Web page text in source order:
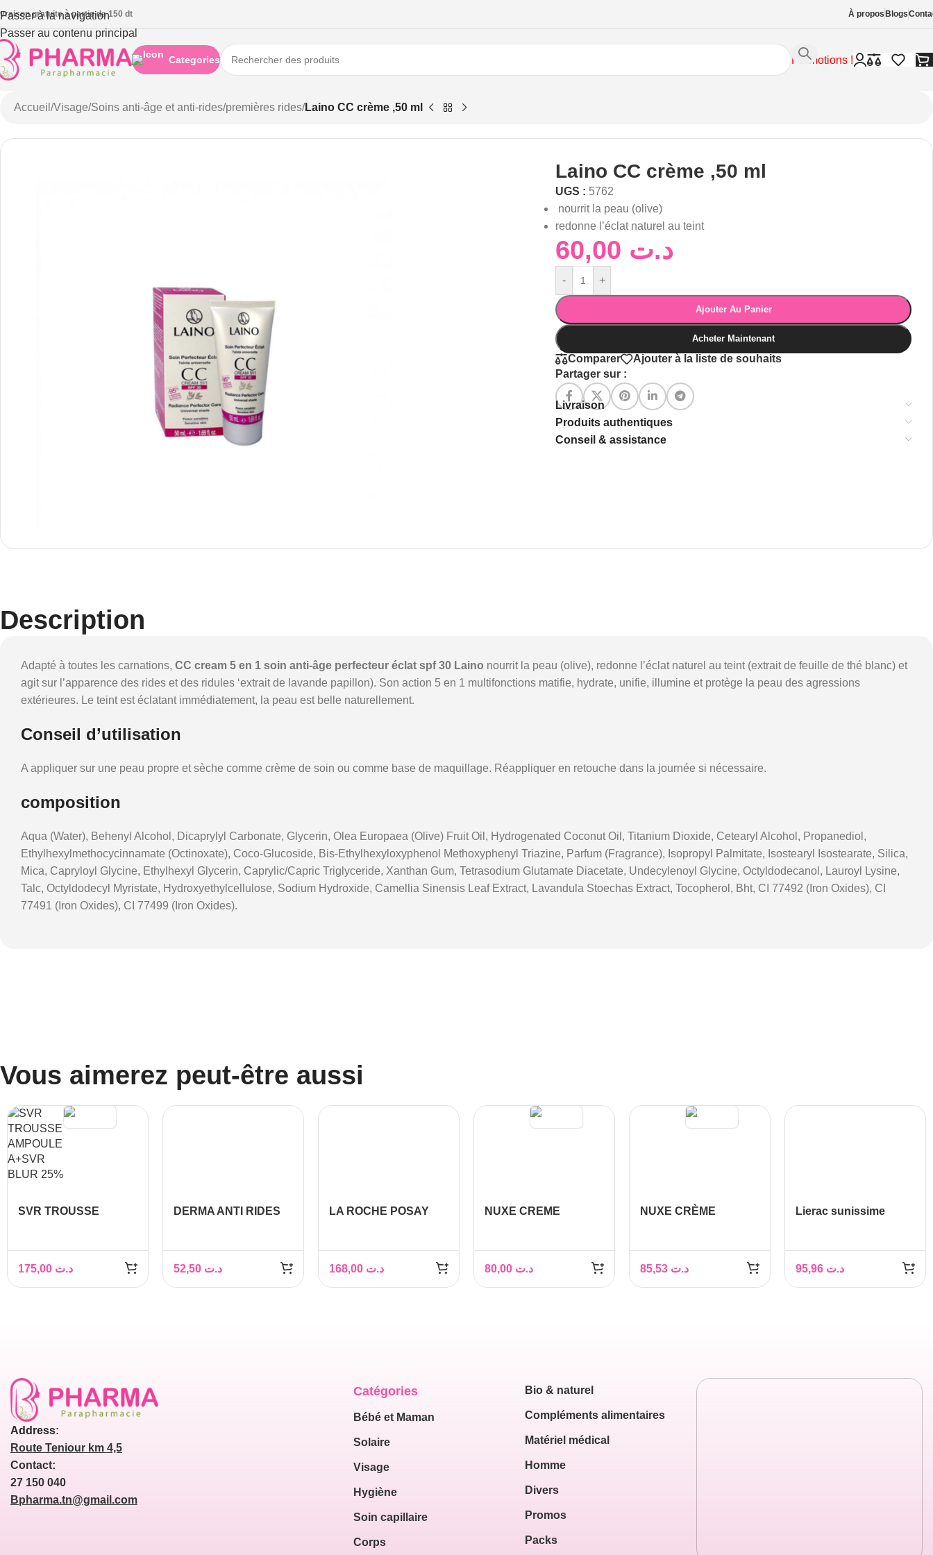
Passer à la navigation
Passer au contenu principal
gratuite à partie de 150 dt À propos Blogs
Categories Promotions !
Accueil /Visage/Soins anti-âge et anti-rides/premières rides/Laino CC crème ,50 ml
Laino CC crème ,50 ml
UGS : 5762
nourrit la peau (olive)
redonne l’éclat naturel au teint
د.ت
- +
Ajouter Au Panier
Acheter Maintenant
Comparer
Ajouter à la liste de souhaits
Partager sur :
Livraison
Produits authentiques
Conseil & assistance
Description
Adapté à toutes les carnations, CC cream 5 en 1 soin anti-âge perfecteur éclat spf 30 Laino nourrit la peau (olive), redonne l’éclat naturel au teint (extrait de feuille de thé blanc) et
agit sur l’apparence des rides et des ridules ‘extrait de lavande papillon). Son action 5 en 1 multifonctions matifie, hydrate, unifie, illumine et protège la peau des agressions
extérieures. Le teint est éclatant immédiatement, la peau est belle naturellement.
Conseil d’utilisation
A appliquer sur une peau propre et sèche comme crème de soin ou comme base de maquillage. Réappliquer en retouche dans la journée si nécessaire.
composition
Aqua (Water), Behenyl Alcohol, Dicaprylyl Carbonate, Glycerin, Olea Europaea (Olive) Fruit Oil, Hydrogenated Coconut Oil, Titanium Dioxide, Cetearyl Alcohol, Propanediol,
Ethylhexylmethocycinnamate (Octinoxate), Coco-Glucoside, Bis-Ethylhexyloxyphenol Methoxyphenyl Triazine, Parfum (Fragrance), Isopropyl Palmitate, Isostearyl Isostearate, Silica,
Mica, Capryloyl Glycine, Ethylhexyl Glycerin, Caprylic/Capric Triglyceride, Xanthan Gum, Tetrasodium Glutamate Diacetate, Undecylenoyl Glycine, Octyldodecanol, Lauroyl Lysine,
Talc, Octyldodecyl Myristate, Hydroxyethylcellulose, Sodium Hydroxide, Camellia Sinensis Leaf Extract, Lavandula Stoechas Extract, Tocopherol, Bht, CI 77492 (Iron Oxides), CI
77491 (Iron Oxides), CI 77499 (Iron Oxides).
Vous aimerez peut-être aussi
SVR TROUSSE
د.ت
DERMA ANTI RIDES
د.ت
LA ROCHE POSAY
د.ت
NUXE CREME
PERFECTION 5-EN-1,
30 ML
د.ت
NUXE CRÈME
– 40 mlد.ت
Lierac sunissime
د.ت
Address:
Route Teniour km 4,5
Contact:
27 150 040
Bpharma.tn@gmail.com
Catégories
Bébé et Maman
Solaire
Visage
Hygiène
Soin capillaire
Corps
Bio & naturel
Compléments alimentaires
Matériel médical
Homme
Divers
Promos
Packs